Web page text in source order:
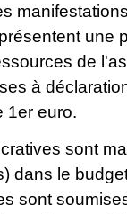
une
de
à
1er euro.
sont
dans le
sont